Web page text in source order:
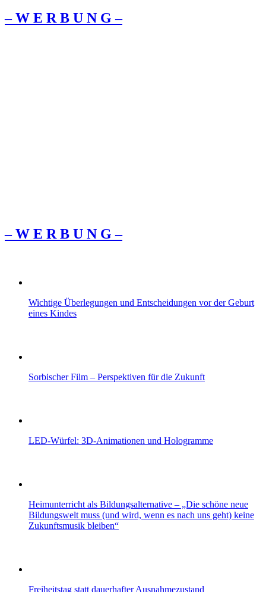
– W Ε R Β U Ν G –
– W Ε R Β U Ν G –
Wichtige Überlegungen und Entscheidungen vor der Geburt
eines Kindes
Sorbischer Film – Perspektiven für die Zukunft
LED-Würfel: 3D-Animationen und Hologramme
Heimunterricht als Bildungsalternative – „Die schöne neue
Bildungswelt muss (und wird, wenn es nach uns geht) keine
Zukunftsmusik bleiben“
Freiheitstag statt dauerhafter Ausnahmezustand